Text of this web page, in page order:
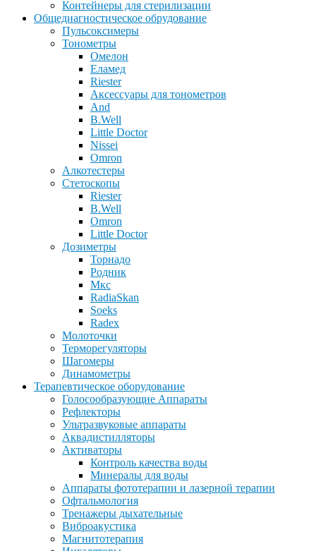
Контейнеры для стерилизации
Общедиагностическое обрудование
Пульсоксимеры
Тонометры
Омелон
Еламед
Riester
Аксессуары для тонометров
And
B.Well
Little Doctor
Nissei
Omron
Алкотестеры
Стетоскопы
Riester
B.Well
Omron
Little Doctor
Дозиметры
Торнадо
Родник
Мкс
RadiaSkan
Soeks
Radex
Молоточки
Терморегуляторы
Шагомеры
Динамометры
Терапевтическое оборудование
Голосообразующие Аппараты
Рефлекторы
Ультразвуковые аппараты
Аквадистилляторы
Активаторы
Контроль качества воды
Минералы для воды
Аппараты фототерапии и лазерной терапии
Офтальмология
Тренажеры дыхательные
Виброакустика
Магнитотерапия